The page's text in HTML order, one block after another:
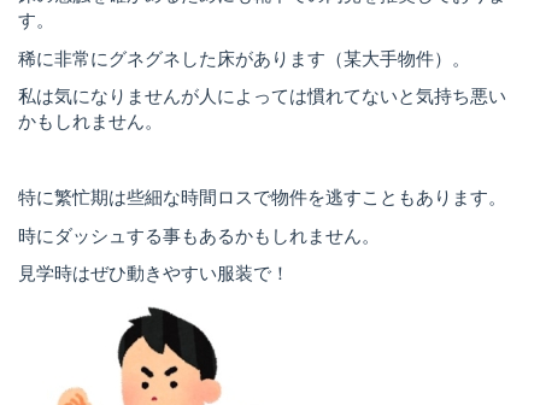
す。
稀に非常にグネグネした床があります（某大手物件）。
私は気になりませんが人によっては慣れてないと気持ち悪い
かもしれません。
特に繁忙期は些細な時間ロスで物件を逃すこともあります。
時にダッシュする事もあるかもしれません。
見学時はぜひ動きやすい服装で！